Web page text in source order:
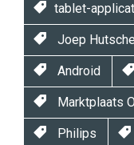
tablet-
Joep
Android
Marktplaats
Philips